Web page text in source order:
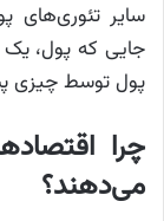
سایر تئوری‌های
جایی که پول،
پول توسط چیزی
چرا
می‌دهند؟